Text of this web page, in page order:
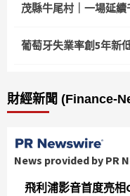
茂縣牛尾村｜一場延
葡萄牙失業率創5年新
財經新聞 (Finance-
News provided by PR
飛利浦影音首度亮